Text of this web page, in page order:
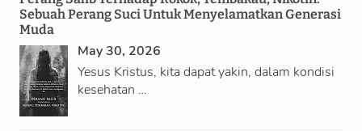
Sebuah Perang Suci Untuk Menyelamatkan Generasi
Muda
May 30, 2026
Yesus Kristus, kita dapat yakin, dalam kondisi
kesehatan …